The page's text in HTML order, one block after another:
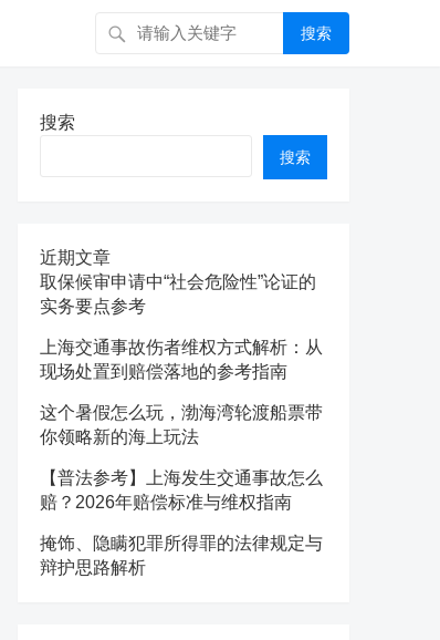
搜索
搜索
搜索
近期文章
取保候审申请中“社会危险性”论证的
实务要点参考
上海交通事故伤者维权方式解析：从
现场处置到赔偿落地的参考指南
这个暑假怎么玩，渤海湾轮渡船票带
你领略新的海上玩法
【普法参考】上海发生交通事故怎么
赔？2026年赔偿标准与维权指南
掩饰、隐瞒犯罪所得罪的法律规定与
辩护思路解析